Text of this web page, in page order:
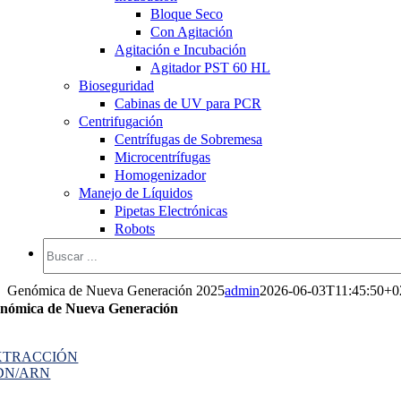
Bloque Seco
Con Agitación
Agitación e Incubación
Agitador PST 60 HL
Bioseguridad
Cabinas de UV para PCR
Centrifugación
Centrífugas de Sobremesa
Microcentrífugas
Homogenizador
Manejo de Líquidos
Pipetas Electrónicas
Robots
Genómica de Nueva Generación 2025admin2026-06-
de Nueva Generación
ARN